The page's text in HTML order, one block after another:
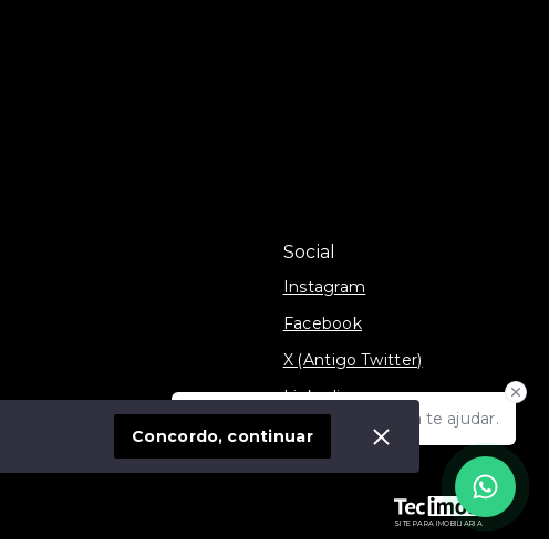
Olá! Estamos disponíveis para te ajudar.
Social
Instagram
Facebook
X (Antigo Twitter)
Linkedin
TikTok
SITE PARA IMOBILIARIA
Concordo, continuar